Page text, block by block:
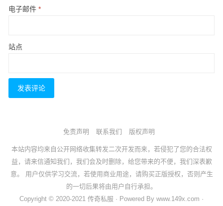
电子邮件 *
站点
免责声明 联系我们 版权声明
本站内容均来自公开网络收集转发二次开发而来，若侵犯了您的合法权
益，请来信通知我们，我们会及时删除，给您带来的不便，我们深表歉
意。 用户仅供学习交流，若使用商业用途，请购买正版授权，否则产生
的一切后果将由用户自行承担。
Copyright © 2020-2021 传奇私服 · Powered By www.149x.com ·